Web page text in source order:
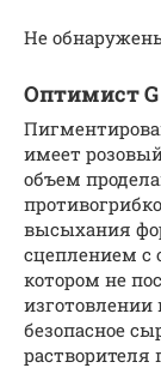
Не
Оптимист G
имеет
объем
высыхания
сцеплением с
котором не
изготовлении
безопасное
растворителя